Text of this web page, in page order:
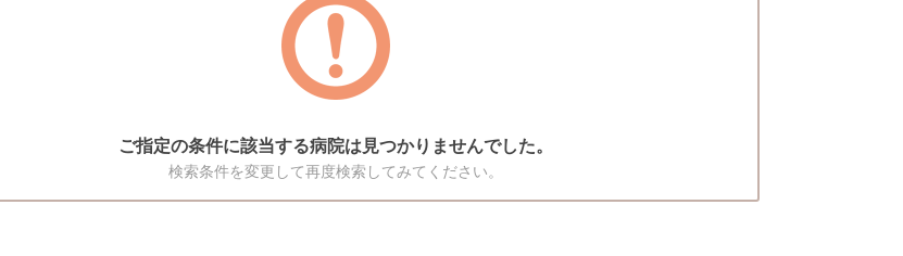
ご指定の条件に該当する病院は見つかりませんでした。
検索条件を変更して再度検索してみてください。